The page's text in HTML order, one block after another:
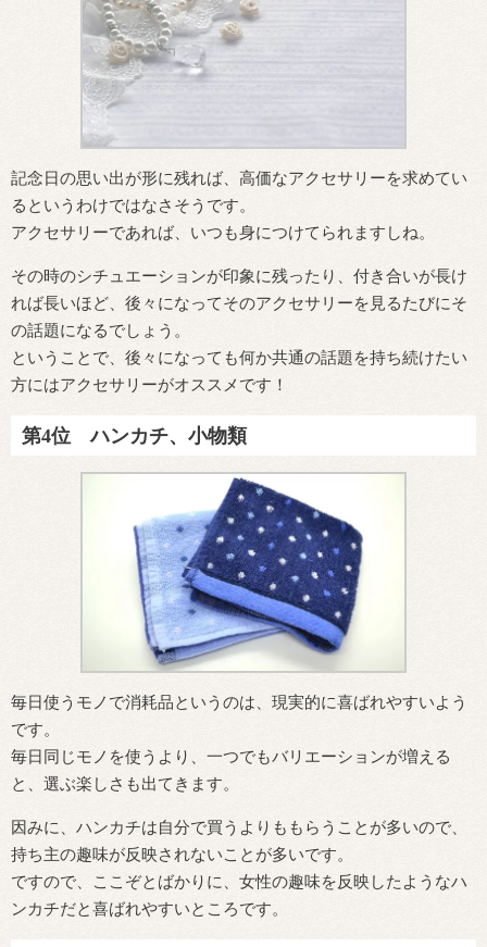
記念日の思い出が形に残れば、高価なアクセサリーを求めてい
るというわけではなさそうです。
アクセサリーであれば、いつも身につけてられますしね。
その時のシチュエーションが印象に残ったり、付き合いが長け
れば長いほど、後々になってそのアクセサリーを見るたびにそ
の話題になるでしょう。
ということで、後々になっても何か共通の話題を持ち続けたい
方にはアクセサリーがオススメです！
第4位 ハンカチ、小物類
毎日使うモノで消耗品というのは、現実的に喜ばれやすいよう
です。
毎日同じモノを使うより、一つでもバリエーションが増える
と、選ぶ楽しさも出てきます。
因みに、ハンカチは自分で買うよりももらうことが多いので、
持ち主の趣味が反映されないことが多いです。
ですので、ここぞとばかりに、女性の趣味を反映したようなハ
ンカチだと喜ばれやすいところです。